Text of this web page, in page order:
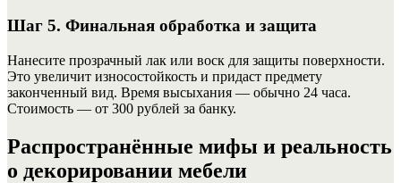
Шаг 5. Финальная обработка и защита
Нанесите прозрачный лак или воск для защиты поверхности.
Это увеличит износостойкость и придаст предмету
законченный вид. Время высыхания — обычно 24 часа.
Стоимость — от 300 рублей за банку.
Распространённые мифы и реальность
о декорировании мебели